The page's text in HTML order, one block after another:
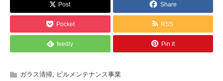
Post Share
Pocket RSS
feedly Pin it
ガラス清掃
ビルメンテナンス事業